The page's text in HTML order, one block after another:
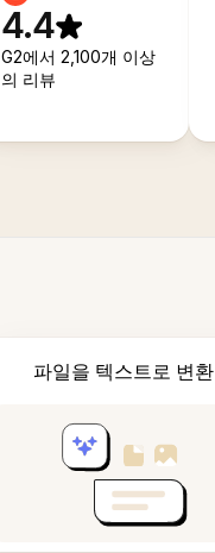
4.4
G2에서 2,100개 이상
의 리뷰
파일을 텍스트로 변환